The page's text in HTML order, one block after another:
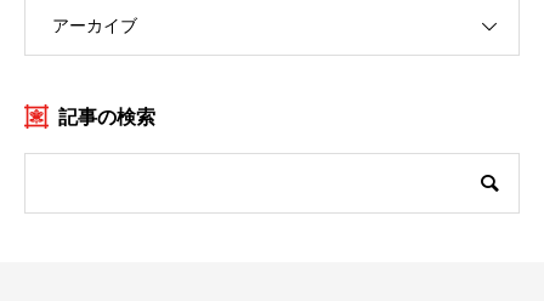
アーカイブ
記事の検索